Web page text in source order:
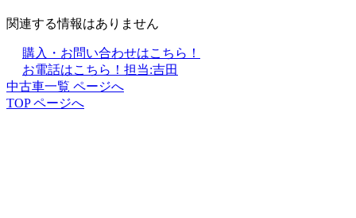
関連する情報はありません
購入・お問い合わせはこちら！
お電話はこちら！ 担当:吉田
中古車一覧 ページへ
TOP ページへ